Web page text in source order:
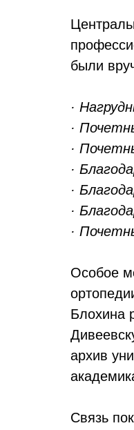
были
·
·
·
·
·
·
·
Особое
Блохина
архив
Связь